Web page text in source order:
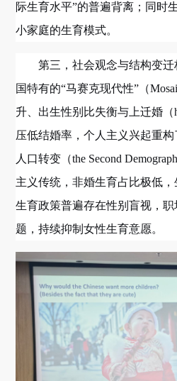
际生育水平”的普遍背离；同时
小家庭的生育模式。
第三，社会观念与结构变迁
国特有的“马赛克现代性”（
升、出生性别比失衡与上迁婚
压低结婚率，个人主义兴起重
人口转变（the Second
主义传统，非婚生育占比极低
生育政策普遍存在性别盲视，
题，持续抑制女性生育意愿。